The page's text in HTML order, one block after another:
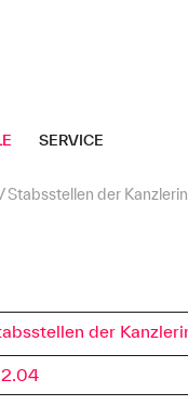
SERVICE
Stabsstellen der
der
2.04